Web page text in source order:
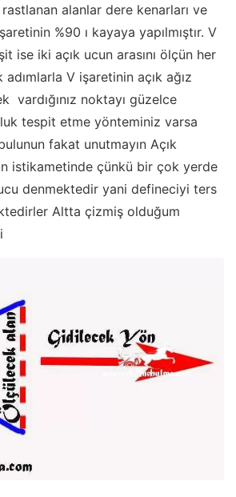
alanlar dere kenarları ve
%90 ı kayaya yapılmıştır. V
ise iki açık ucun arasını ölçün her
V işaretinin açık ağız
vardığınız noktayı güzelce
tespit etme yönteminiz varsa
fakat unutmayın Açık
istikametinde çünkü bir çok yerde
denmektedir yani defineciyi ters
Altta çizmiş olduğum